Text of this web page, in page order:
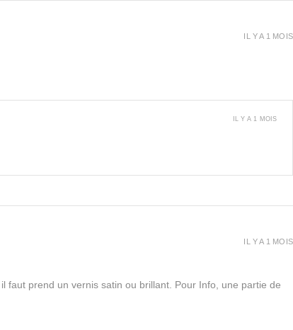
IL Y A 1 MOIS
IL Y A 1 MOIS
faut prend un vernis satin ou brillant. Pour Info, une partie de
IL Y A 1 MOIS